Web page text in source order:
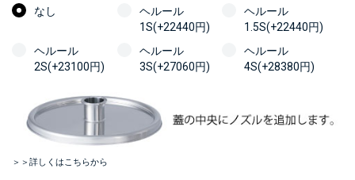
なし
ヘルール
1S(+22440円)
ヘルール
1.5S(+22440円)
ヘルール
2S(+23100円)
ヘルール
3S(+27060円)
ヘルール
4S(+28380円)
＞＞詳しくはこちらから